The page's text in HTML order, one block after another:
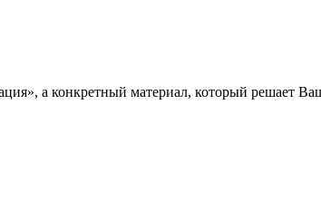
а конкретный материал, который решает